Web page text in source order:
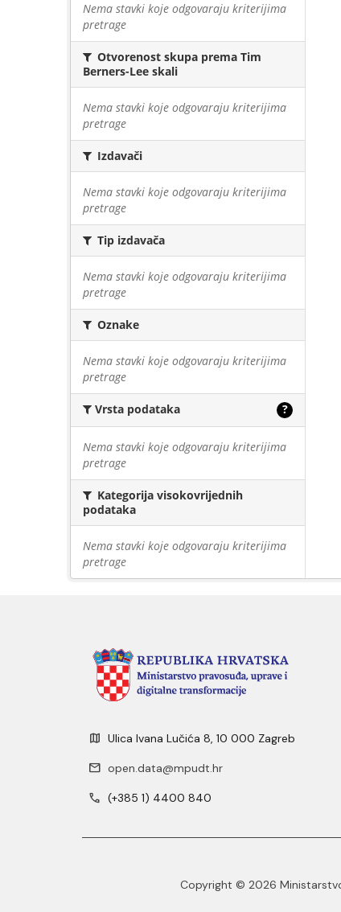
Nema stavki koje odgovaraju kriterijima
pretrage
Otvorenost skupa prema Tim
Berners-Lee skali
Nema stavki koje odgovaraju kriterijima
pretrage
Izdavači
Nema stavki koje odgovaraju kriterijima
pretrage
Tip izdavača
Nema stavki koje odgovaraju kriterijima
pretrage
Oznake
Nema stavki koje odgovaraju kriterijima
pretrage
Vrsta podataka ?
Nema stavki koje odgovaraju kriterijima
pretrage
Kategorija visokovrijednih
podataka
Nema stavki koje odgovaraju kriterijima
pretrage